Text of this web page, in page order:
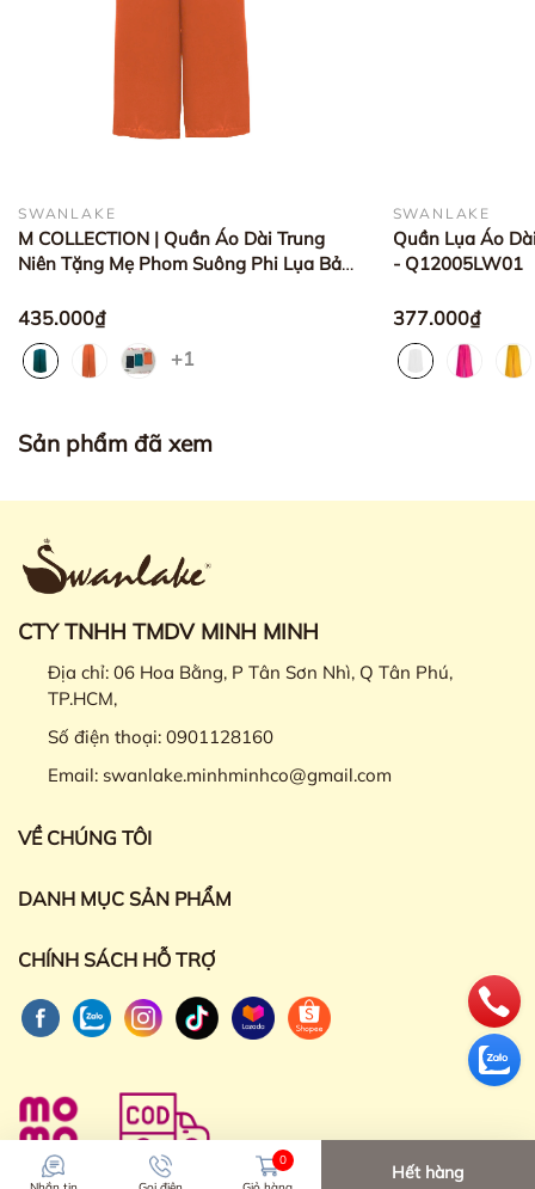
SWANLAKE
M COLLECTION | Quần Áo Dài Trung
Niên Tặng Mẹ Phom Suông Phi Lụa Bản
435.000₫
+1
SWANLAKE
Quần Lụa Áo
- Q12005LW01
377.000₫
Sản phẩm đã xem
CTY TNHH TMDV MINH MINH
Địa chỉ: 06 Hoa Bằng, P Tân Sơn Nhì, Q Tân Phú,
TP.HCM,
Số điện thoại: 0901128160
Email: swanlake.minhminhco@gmail.com
VỀ CHÚNG TÔI
DANH MỤC SẢN PHẨM
CHÍNH SÁCH HỖ TRỢ
0
Hết hàng